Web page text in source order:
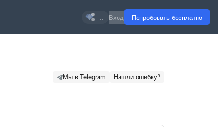
... Вход Попробовать бесплатно
Мы в Telegram Нашли ошибку?